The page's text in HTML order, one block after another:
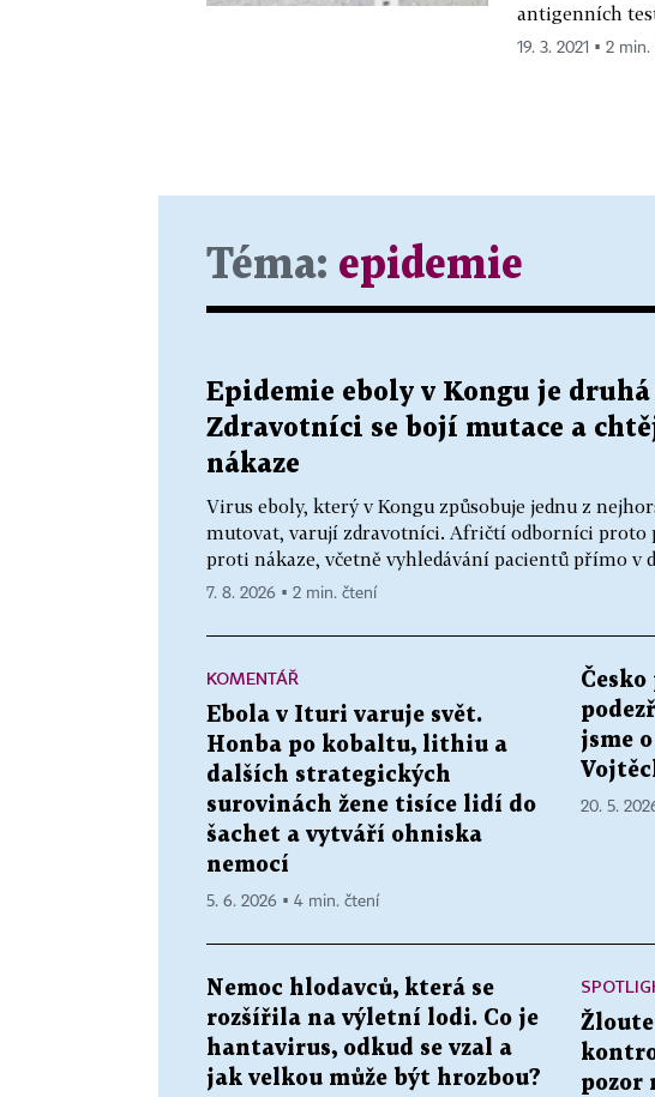
antigenních
19. 3. 2021 ▪ 2
Téma: epidemie
Epidemie eboly v Kongu je
Zdravotníci se bojí mutace a
nákaze
Virus eboly, který v Kongu způsobuje jednu z
mutovat, varují zdravotníci. Afričtí odborníci proto
proti nákaze, včetně vyhledávání pacientů přímo v
7. 8. 2026 ▪ 2 min. čtení
KOMENTÁŘ
Ebola v Ituri varuje svět.
Honba po kobaltu, lithiu a
dalších strategických
surovinách žene tisíce lidí do
šachet a vytváří ohniska
nemocí
5. 6. 2026 ▪ 4 min. čtení
jsme
20. 5.
Nemoc hlodavců, která se
rozšířila na výletní lodi. Co je
hantavirus, odkud se vzal a
jak velkou může být hrozbou?
pozor